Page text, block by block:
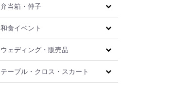
弁当箱・仲子
和食イベント
ウェディング・販売品
テーブル・クロス・スカート